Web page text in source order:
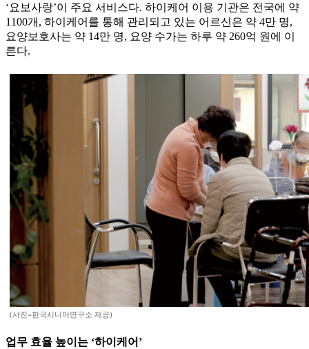
‘요보사랑’이 주요 서비스다. 하이케어 이용 기관은 전국에 약
1100개, 하이케어를 통해 관리되고 있는 어르신은 약 4만 명,
요양보호사는 약 14만 명, 요양 수가는 하루 약 260억 원에 이
른다.
(사진=한국시니어연구소 제공)
업무 효율 높이는 ‘하이케어’